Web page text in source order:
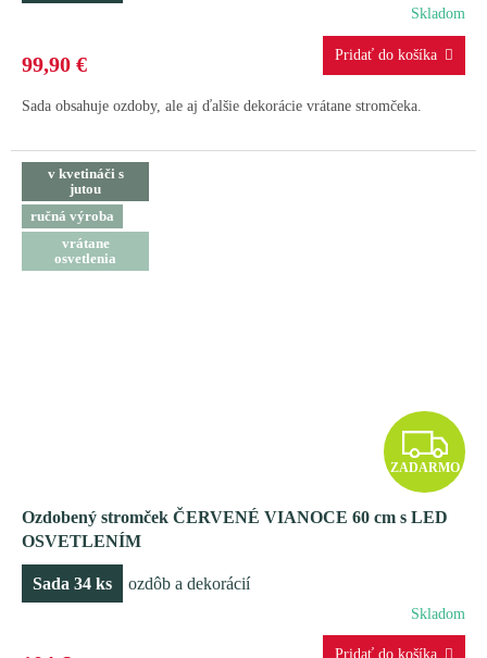
R
M
Skladom
99,90 €
Sada obsahuje ozdoby, ale aj ďalšie dekorácie vrátane stromčeka.
v kvetináči s
jutou
ručná výroba
vrátane
osvetlenia
Z
A
D
R
ZADARMO
Ozdobený stromček ČERVENÉ VIANOCE 60 cm s LED
OSVETLENÍM
Sada 34 ks ozdôb a dekorácií
Skladom